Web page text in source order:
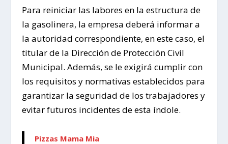
Para reiniciar las labores en la estructura de
la gasolinera, la empresa deberá informar a
la autoridad correspondiente, en este caso, el
titular de la Dirección de Protección Civil
Municipal. Además, se le exigirá cumplir con
los requisitos y normativas establecidos para
garantizar la seguridad de los trabajadores y
evitar futuros incidentes de esta índole.
Pizzas Mama Mia